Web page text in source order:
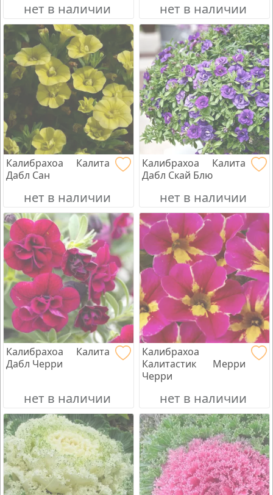
нет в наличии нет в наличии
Калибрахоа Калита
Дабл Сан
нет в наличии
Калибрахоа Калита
Дабл Скай Блю
нет в наличии
Калибрахоа Калита
Дабл Черри
нет в наличии
Калибрахоа
Калитастик Мерри
Черри
нет в наличии